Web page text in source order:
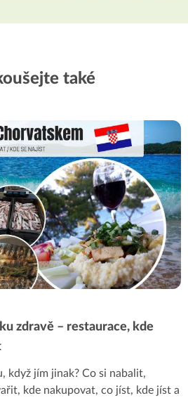
také
zdravě – restaurace, kde
když jím jinak? Co si nabalit,
kde nakupovat, co jíst, kde jíst a